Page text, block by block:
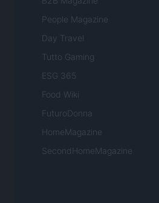
People Magazine
Day Travel
Tutto Gaming
ESG 365
Food Wiki
FuturoDonna
HomeMagazine
SecondHomeMagazine